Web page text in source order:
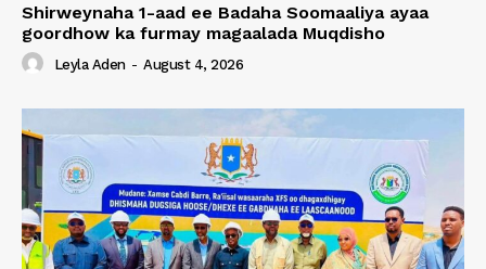
Shirweynaha 1-aad ee Badaha Soomaaliya ayaa
goordhow ka furmay magaalada Muqdisho
Leyla Aden - August 4, 2026